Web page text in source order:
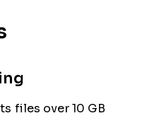
files over 10 GB